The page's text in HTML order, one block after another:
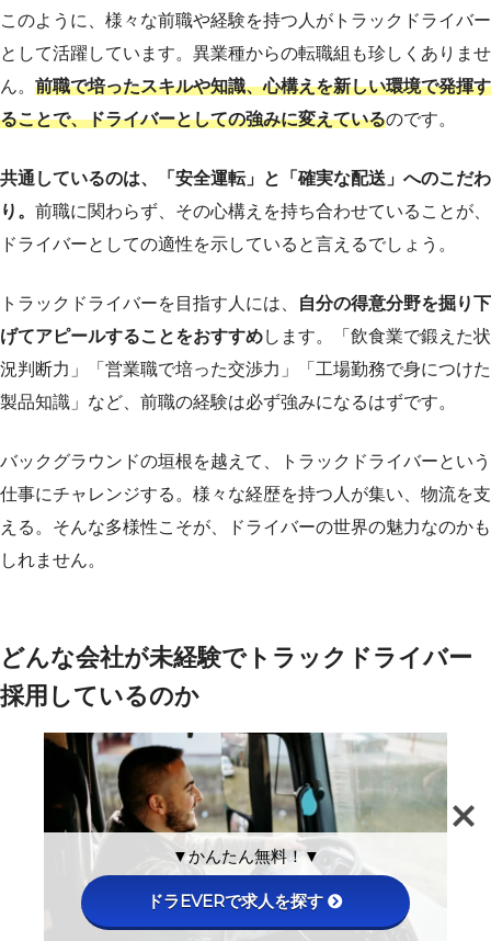
このように、様々な前職や経験を持つ人がトラックドライバー
として活躍しています。異業種からの転職組も珍しくありませ
ん。 前職で培ったスキルや知識、心構えを新しい環境で発揮す
ることで、ドライバーとしての強みに変えているのです。
共通しているのは、「安全運転」と「確実な配送」へのこだわ
り。 前職に関わらず、その心構えを持ち合わせていることが、
ドライバーとしての適性を示していると言えるでしょう。
トラックドライバーを目指す人には、
自分の得意分野を掘り下
げてアピールすることをおすすめします。「飲食業で鍛えた状
況判断力」「営業職で培った交渉力」「工場勤務で身につけた
製品知識」など、前職の経験は必ず強みになるはずです。
バックグラウンドの垣根を越えて、トラックドライバーという
仕事にチャレンジする。様々な経歴を持つ人が集い、物流を支
える。そんな多様性こそが、ドライバーの世界の魅力なのかも
しれません。
どんな会社が未経験でトラックドライバー
採用しているのか
▼かんたん無料！▼
ドラEVERで求人を探す